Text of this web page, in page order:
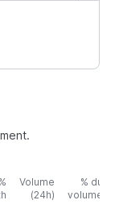
Volume
(24h)
% du
volume